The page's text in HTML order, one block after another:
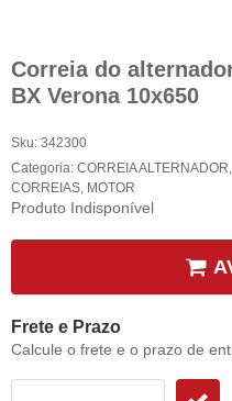
Correia do
BX Verona 10x650
Sku: 342300
Categoria: CORREIA ALTERNADOR,
CORREIAS, MOTOR
Produto Indisponível
Frete e Prazo
Calcule o frete e o prazo de